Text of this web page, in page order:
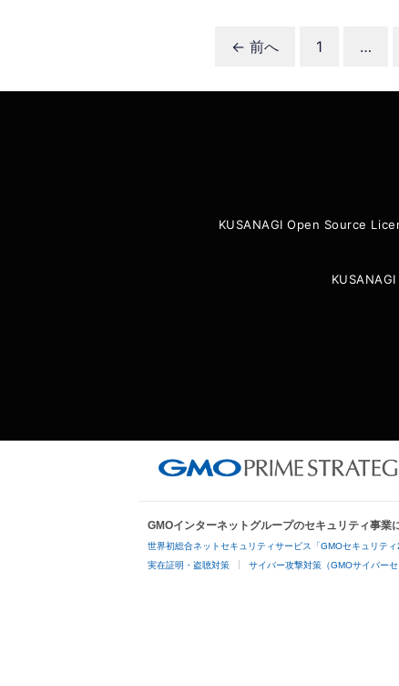
← 前へ
ペ
ジ
1 …
KUSANAGI Open Source
GMOインターネットグループのセキュリティ事業
世界初総合ネットセキュリティサービス「GMOセキュリティ
実在証明・盗聴対策 サイバー攻撃対策（GMOサイバー